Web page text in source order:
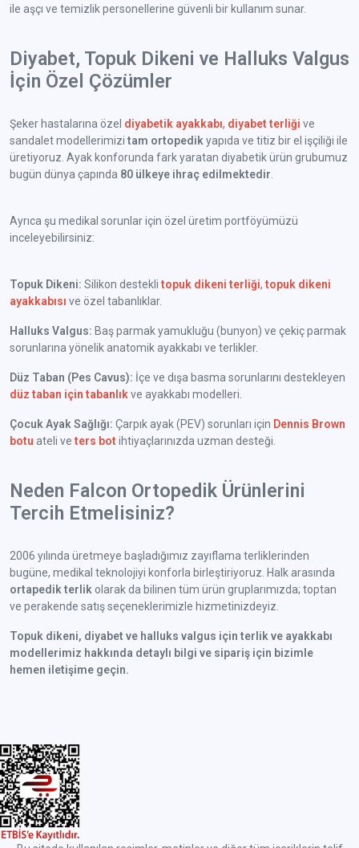
ile aşçı ve temizlik personellerine güvenli bir kullanım sunar.
Diyabet, Topuk Dikeni ve Halluks Valgus
İçin Özel Çözümler
Şeker hastalarına özel diyabetik ayakkabı, diyabet terliği ve
sandalet modellerimizi tam ortopedik yapıda ve titiz bir el işçiliği ile
üretiyoruz. Ayak konforunda fark yaratan diyabetik ürün grubumuz
bugün dünya çapında 80 ülkeye ihraç edilmektedir
Ayrıca şu medikal sorunlar için özel üretim portföyümüzü
inceleyebilirsiniz:
Topuk Dikeni: Silikon desteklitopuk dikeni terliği,topuk dikeni
ayakkabısı ve özel tabanlıklar.
Halluks Valgus: Baş parmak yamukluğu (bunyon) ve çekiç parmak
sorunlarına yönelik anatomik ayakkabı ve terlikler.
Düz Taban (Pes Cavus): İçe ve dışa basma sorunlarını destekleyen
düz taban için tabanlık ve ayakkabı modelleri.
Çocuk Ayak Sağlığı: Çarpık ayak (PEV) sorunları için Dennis Brown
botu ateli veters bot ihtiyaçlarınızda uzman desteği.
Neden Falcon Ortopedik Ürünlerini
Tercih Etmelisiniz?
2006 yılında üretmeye başladığımız zayıflama terliklerinden
bugüne, medikal teknolojiyi konforla birleştiriyoruz. Halk arasında
ortapedik terlik olarak da bilinen tüm ürün gruplarımızda; toptan
ve perakende satış seçeneklerimizle hizmetinizdeyiz.
Topuk dikeni, diyabet ve halluks valgus için terlik ve ayakkabı
modellerimiz hakkında detaylı bilgi ve sipariş için bizimle
hemen iletişime geçin.